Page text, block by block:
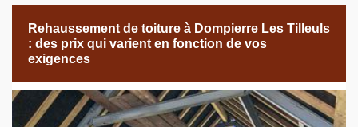
Rehaussement de toiture à Dompierre Les Tilleuls
: des prix qui varient en fonction de vos
exigences